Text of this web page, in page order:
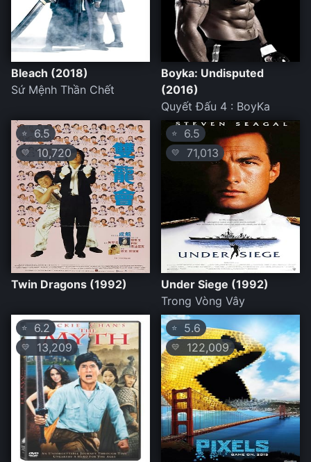
Bleach (2018)
Sứ Mệnh Thần Chết
Boyka: Undisputed
(2016)
Quyết Đấu 4 : BoyKa
⭐ 6.5
💛 10,720
Twin Dragons (1992)
⭐ 6.5
💛 71,013
Under Siege (1992)
Trong Vòng Vây
⭐ 6.2
💛 13,209
⭐ 5.6
💛 122,009